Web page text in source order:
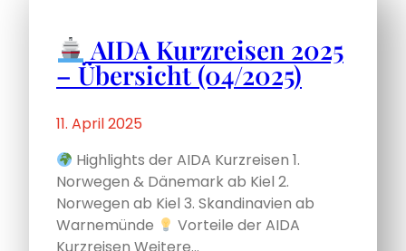
AIDA Kurzreisen 2025
– Übersicht (04/2025)
11. April 2025
Highlights der AIDA Kurzreisen 1.
Norwegen & Dänemark ab Kiel 2.
Norwegen ab Kiel ​​3. Skandinavien ab
Warnemünde
Vorteile der AIDA